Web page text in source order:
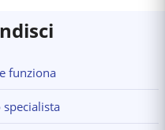
funziona